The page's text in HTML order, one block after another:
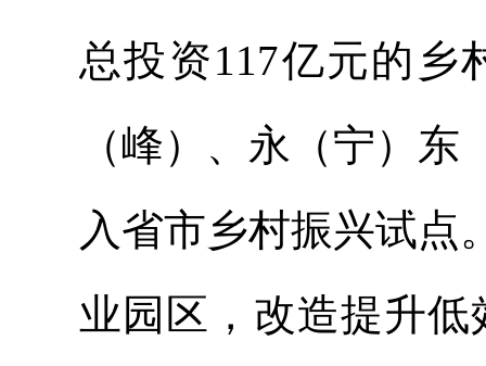
总投资117亿元的乡
（峰）、永（宁）
入省市乡村振兴试点
业园区，改造提升